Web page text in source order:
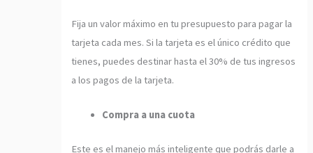
Fija un valor máximo en tu presupuesto para pagar la
tarjeta cada mes. Si la tarjeta es el único crédito que
tienes, puedes destinar hasta el 30% de tus ingresos
a los pagos de la tarjeta.
Compra a una cuota
Este es el manejo más inteligente que podrás darle a